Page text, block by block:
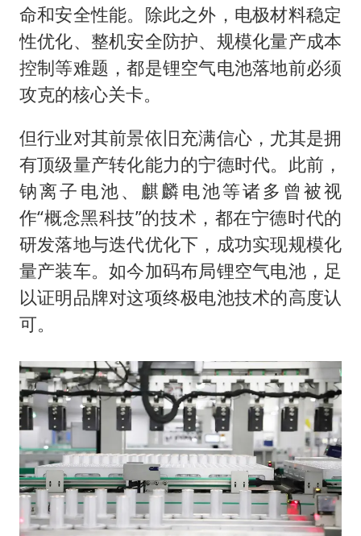
命和安全性能。除此之外，电极材料稳定
性优化、整机安全防护、规模化量产成本
控制等难题，都是锂空气电池落地前必须
攻克的核心关卡。
但行业对其前景依旧充满信心，尤其是拥
有顶级量产转化能力的宁德时代。此前，
钠离子电池、麒麟电池等诸多曾被视
作“概念黑科技”的技术，都在宁德时代的
研发落地与迭代优化下，成功实现规模化
量产装车。如今加码布局锂空气电池，足
以证明品牌对这项终极电池技术的高度认
可。